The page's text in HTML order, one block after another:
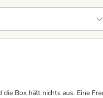
Box hält nichts aus. Eine